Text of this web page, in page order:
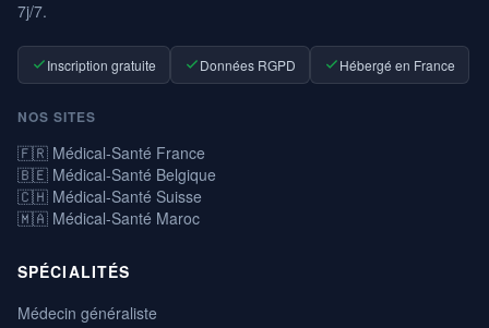
7j/7.
Inscription gratuite Données RGPD Hébergé en France
NOS SITES
🇫🇷 Médical-Santé France
🇧🇪 Médical-Santé Belgique
🇨🇭 Médical-Santé Suisse
🇲🇦 Médical-Santé Maroc
SPÉCIALITÉS
Médecin généraliste